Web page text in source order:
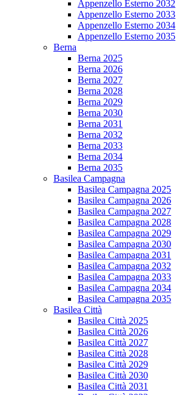
Appenzello Esterno 2032
Appenzello Esterno 2033
Appenzello Esterno 2034
Appenzello Esterno 2035
Berna
Berna 2025
Berna 2026
Berna 2027
Berna 2028
Berna 2029
Berna 2030
Berna 2031
Berna 2032
Berna 2033
Berna 2034
Berna 2035
Basilea Campagna
Basilea Campagna 2025
Basilea Campagna 2026
Basilea Campagna 2027
Basilea Campagna 2028
Basilea Campagna 2029
Basilea Campagna 2030
Basilea Campagna 2031
Basilea Campagna 2032
Basilea Campagna 2033
Basilea Campagna 2034
Basilea Campagna 2035
Basilea Città
Basilea Città 2025
Basilea Città 2026
Basilea Città 2027
Basilea Città 2028
Basilea Città 2029
Basilea Città 2030
Basilea Città 2031